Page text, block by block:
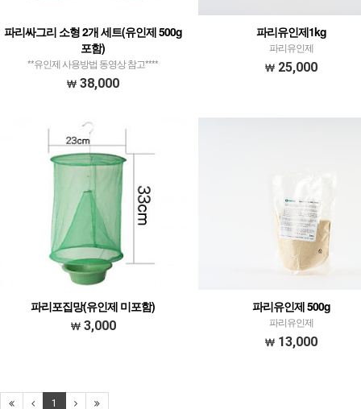
파리싸그리 소형 2개 세트(유인제 500g
포함)
**유인제 사용방법 동영상 참고****
38,000
파리유인제1kg
파리유인제
25,000
파리포집망(유인제 미포함)
3,000
파리유인제 500g
파리유인제
13,000
1